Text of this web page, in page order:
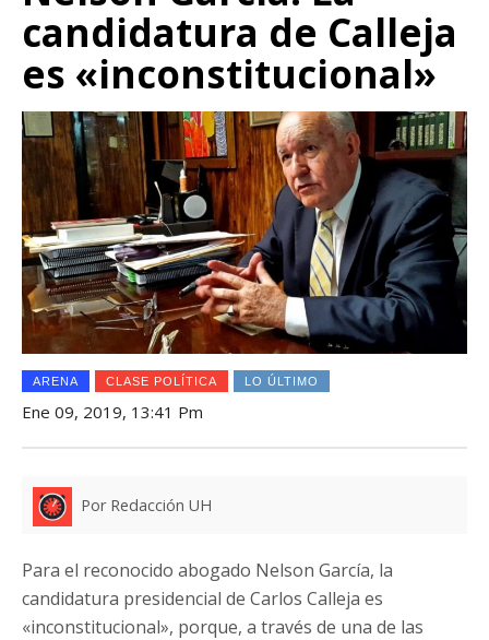
candidatura de Calleja
es «inconstitucional»
ARENA CLASE POLÍTICA LO ÚLTIMO
Ene 09, 2019, 13:41 Pm
Por Redacción UH
Para el reconocido abogado Nelson García, la
candidatura presidencial de Carlos Calleja es
«inconstitucional», porque, a través de una de las